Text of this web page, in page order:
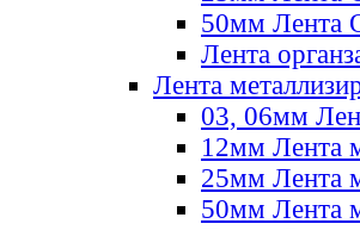
50мм Лента
Лента
Лента
03, 06мм
12мм Лента
25мм Лента
50мм Лента